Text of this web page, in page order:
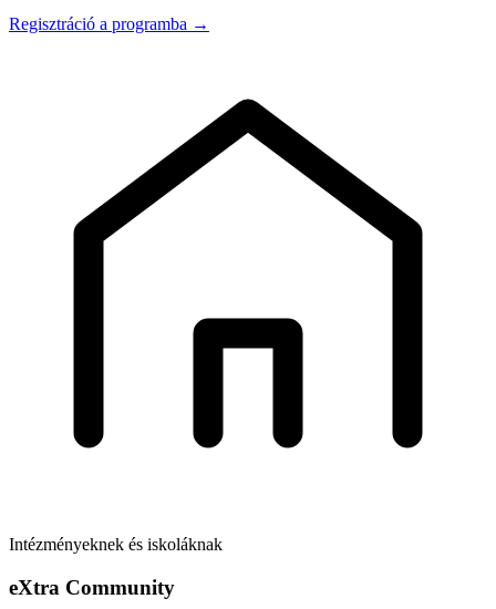
Regisztráció a programba →
Intézményeknek és iskoláknak
eXtra Community